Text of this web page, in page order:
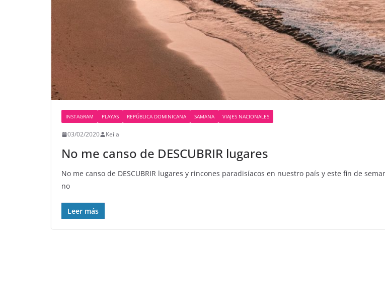
INSTAGRAM PLAYAS REPÚBLICA DOMINICANA SAMANA VIAJES NACIONALES
03/02/2020 Keila
No me canso de DESCUBRIR lugares
No me canso de DESCUBRIR lugares y rincones paradisíacos en nuestro país y este fin de
no
Leer más